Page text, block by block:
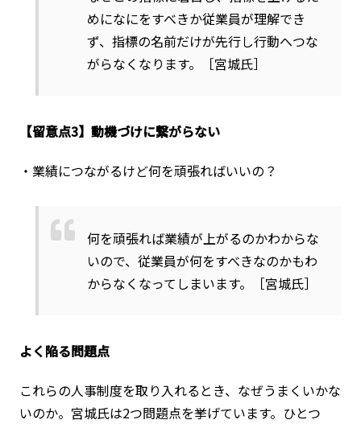
めになにをすべきか従業員が理解でき
ず、指標の名前だけが先行し行動へつな
がらなくなります。［宮城氏］
【留意点3】動機づけに繋がらない
・業績につながるけど何を頑張ればいいの？
何を頑張れば業績が上がるのかわからな
いので、従業員が何をすべきなのかもわ
からなくなってしまいます。［宮城氏］
よく陥る問題点
これらの人事制度を取り入れるとき、なぜうまくいかな
いのか。宮城氏は2つ問題点を挙げています。ひとつ